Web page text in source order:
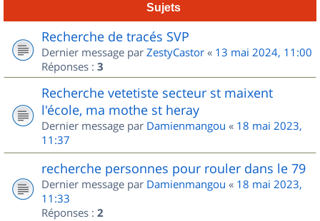
Sujets
Recherche de tracés SVP
Dernier message par ZestyCastor « 13 mai 2024, 11:00
Réponses : 3
Recherche vetetiste secteur st maixent
l'école, ma mothe st heray
Dernier message par Damienmangou « 18 mai 2023,
11:37
recherche personnes pour rouler dans le 79
Dernier message par Damienmangou « 18 mai 2023,
11:33
Réponses : 2